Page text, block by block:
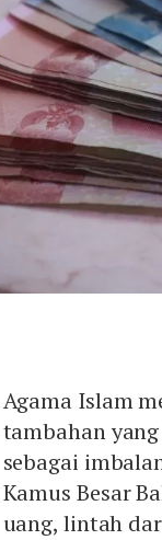
Agama Islam
tambahan
sebagai
Kamus Besar
uang, lintah